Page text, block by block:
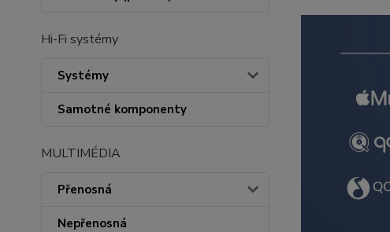
Hi-Fi systémy
Systémy
Samotné komponenty
MULTIMÉDIA
Přenosná
Nepřenosná